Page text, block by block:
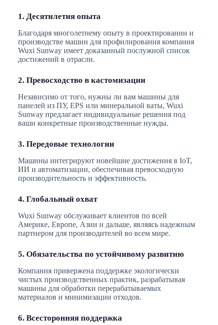
1. Десятилетия опыта
Благодаря многолетнему опыту в проектировании и
производстве машин для профилирования компания
Wuxi Sunway имеет доказанный послужной список
достижений в отрасли.
2. Превосходство в кастомизации
Независимо от того, нужны ли вам машины для
панелей из ПУ, EPS или минеральной ваты, Wuxi
Sunway предлагает индивидуальные решения под
ваши конкретные производственные нужды.
3. Передовые технологии
Машины интегрируют новейшие достижения в IoT,
ИИ и автоматизации, обеспечивая превосходную
производительность и эффективность.
4. Глобальный охват
Wuxi Sunway обслуживает клиентов по всей
Америке, Европе, Азии и дальше, являясь надежным
партнером для производителей во всем мире.
5. Обязательства по устойчивому развитию
Компания привержена поддержке экологически
чистых производственных практик, разрабатывая
машины для обработки перерабатываемых
материалов и минимизации отходов.
6. Всесторонняя поддержка